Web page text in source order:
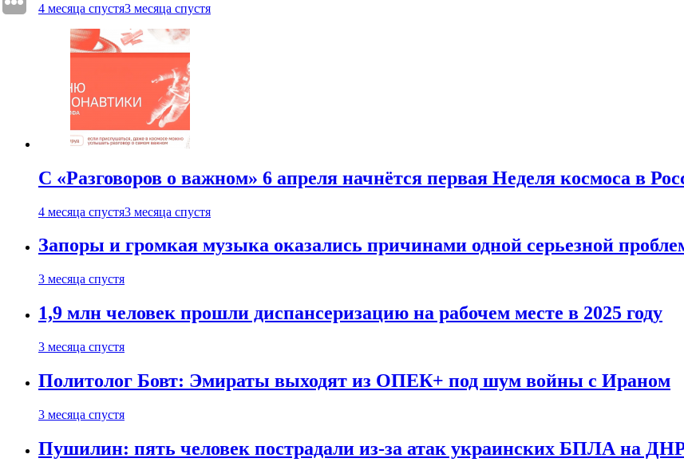
4 месяца спустя3 месяца спустя
С «Разговоров о важном» 6 апреля начнётся первая Неделя космоса в
4 месяца спустя3 месяца спустя
Запоры и громкая музыка оказались причинами одной серьезной
3 месяца спустя
1,9 млн человек прошли диспансеризацию на рабочем месте в 2025 году
3 месяца спустя
Политолог Бовт: Эмираты выходят из ОПЕК+ под шум войны с Ираном
3 месяца спустя
Пушилин: пять человек пострадали из-за атак украинских БПЛА на